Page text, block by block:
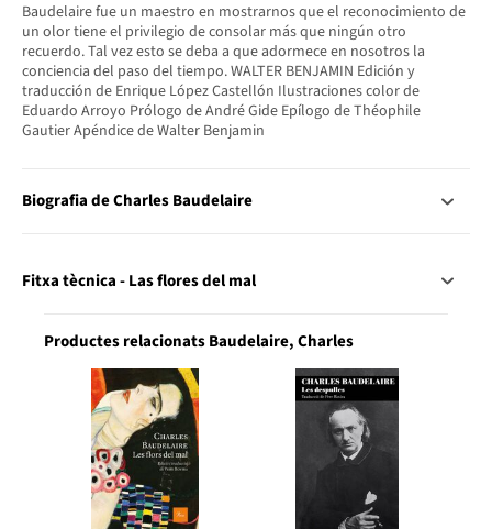
Baudelaire fue un maestro en mostrarnos que el reconocimiento de
un olor tiene el privilegio de consolar más que ningún otro
recuerdo. Tal vez esto se deba a que adormece en nosotros la
conciencia del paso del tiempo. WALTER BENJAMIN Edición y
traducción de Enrique López Castellón Ilustraciones color de
Eduardo Arroyo Prólogo de André Gide Epílogo de Théophile
Gautier Apéndice de Walter Benjamin
Biografia de Charles Baudelaire
Fitxa tècnica - Las flores del mal
Productes relacionats Baudelaire, Charles